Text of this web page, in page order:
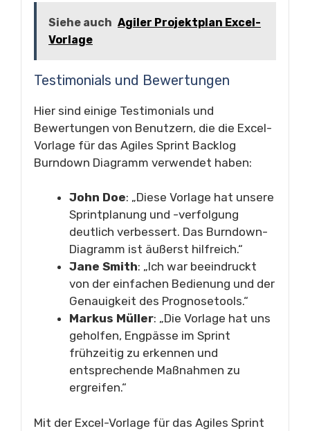
Siehe auch Agiler Projektplan Excel-
Vorlage
Testimonials und Bewertungen
Hier sind einige Testimonials und
Bewertungen von Benutzern, die die Excel-
Vorlage für das Agiles Sprint Backlog
Burndown Diagramm verwendet haben:
John Doe: „Diese Vorlage hat unsere
Sprintplanung und -verfolgung
deutlich verbessert. Das Burndown-
Diagramm ist äußerst hilfreich.“
Jane Smith: „Ich war beeindruckt
von der einfachen Bedienung und der
Genauigkeit des Prognosetools.“
Markus Müller: „Die Vorlage hat uns
geholfen, Engpässe im Sprint
frühzeitig zu erkennen und
entsprechende Maßnahmen zu
ergreifen.“
Mit der Excel-Vorlage für das Agiles Sprint